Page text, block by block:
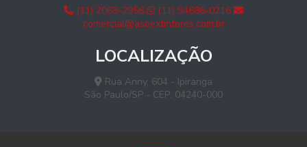
(11) 2068-2956
(11) 94686-0216
comercial@asoextintores.com.br
LOCALIZAÇÃO
Rua Anny, 604 - Ipiranga
São Paulo/SP - CEP: 04240-000